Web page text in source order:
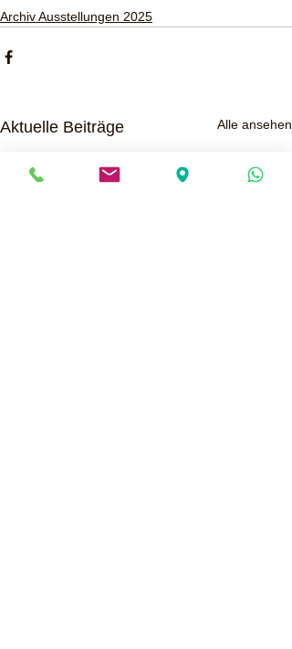
Archiv Ausstellungen 2025
Aktuelle Beiträge Alle ansehen